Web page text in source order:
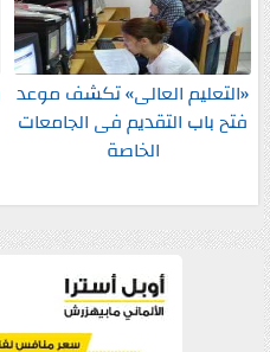
«التعليم العالى» تكشف موعد
فتح باب التقديم فى الجامعات
الخاصة